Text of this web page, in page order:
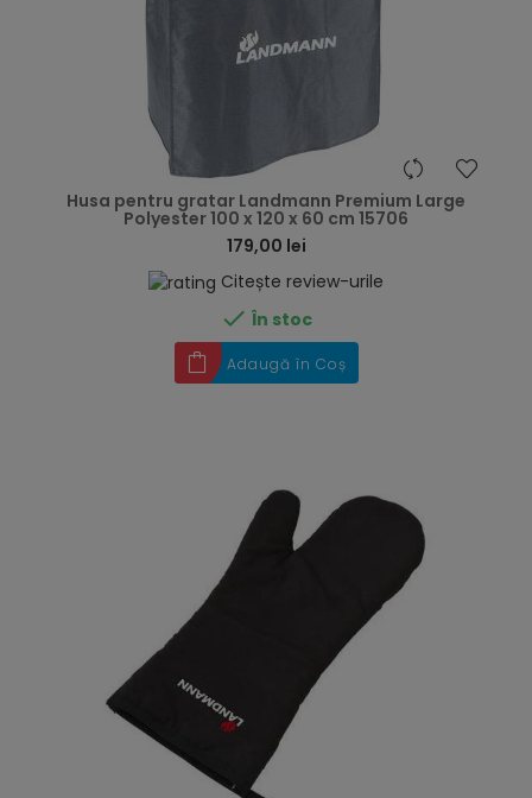
Husa pentru gratar Landmann Premium Large
Polyester 100 x 120 x 60 cm 15706
179,00 lei
Citește review-urile
 În stoc
Adaugă în Coș